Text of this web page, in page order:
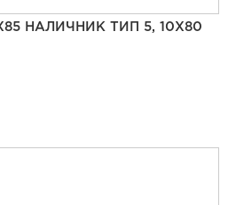
НАЛИЧНИК ТИП 5, 10Х80